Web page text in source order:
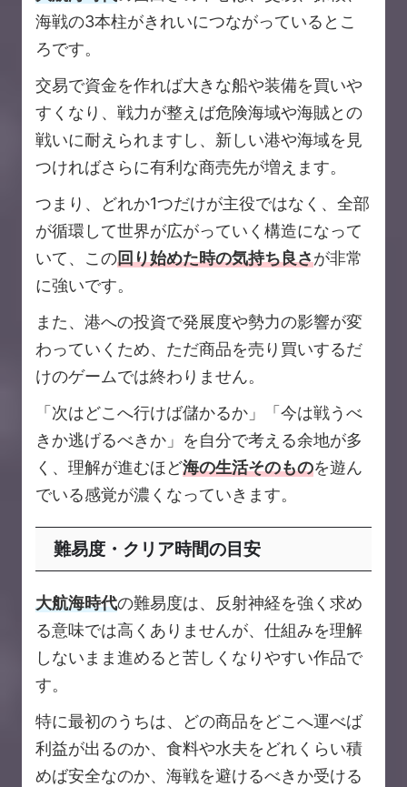
海戦の3本柱がきれいにつながっているとこ
ろです。
交易で資金を作れば大きな船や装備を買いや
すくなり、戦力が整えば危険海域や海賊との
戦いに耐えられますし、新しい港や海域を見
つければさらに有利な商売先が増えます。
つまり、どれか1つだけが主役ではなく、全部
が循環して世界が広がっていく構造になって
いて、この回り始めた時の気持ち良さが非常
に強いです。
また、港への投資で発展度や勢力の影響が変
わっていくため、ただ商品を売り買いするだ
けのゲームでは終わりません。
「次はどこへ行けば儲かるか」「今は戦うべ
きか逃げるべきか」を自分で考える余地が多
く、理解が進むほど海の生活そのものを遊ん
でいる感覚が濃くなっていきます。
難易度・クリア時間の目安
大航海時代の難易度は、反射神経を強く求め
る意味では高くありませんが、仕組みを理解
しないまま進めると苦しくなりやすい作品で
す。
特に最初のうちは、どの商品をどこへ運べば
利益が出るのか、食料や水夫をどれくらい積
めば安全なのか、海戦を避けるべきか受ける